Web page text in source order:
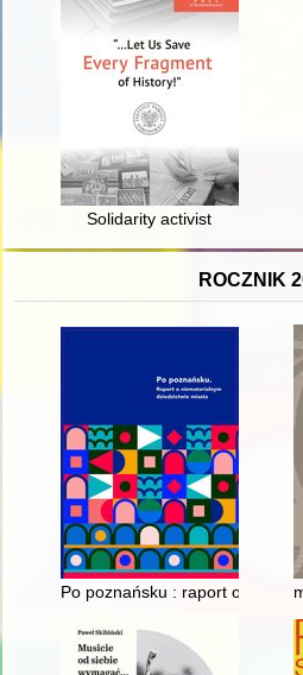
Solidarity activist
ROCZNIK
Po poznańsku : raport o